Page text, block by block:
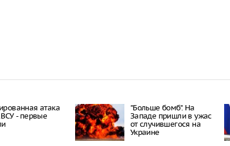
атака
- первые
"Больше бомб". На
Западе пришли в ужас
от случившегося на
Украине